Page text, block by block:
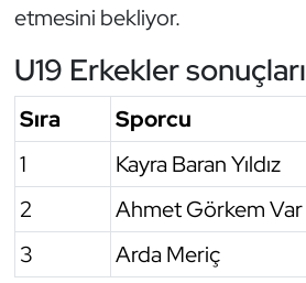
etmesini bekliyor.
U19 Erkekler sonuçları
Sıra
Sporcu
1
Kayra Baran Yıldız
2
Ahmet Görkem Var
3
Arda Meriç
Voleybol
Vücut Geliştirme Fitness
Wushu Kungfu
Yelken